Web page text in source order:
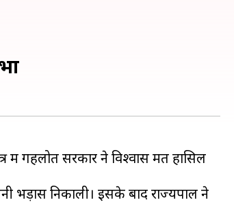
में गहलोत सरकार ने विश्वास मत हासिल
भड़ास निकाली। इसके बाद राज्यपाल ने